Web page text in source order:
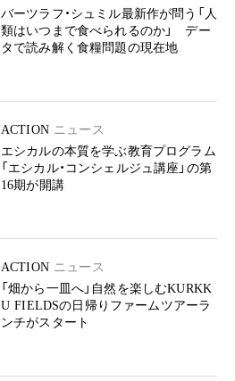
バーツラフ・シュミル最新作が問う「人
類はいつまで食べられるのか」 デー
タで読み解く食糧問題の現在地
ACTION ニュース
エシカルの本質を学ぶ教育プログラム
「エシカル・コンシェルジュ講座」の第
16期が開講
ACTION ニュース
「畑から一皿へ」自然を楽しむKURKK
U FIELDSの日帰りファームツアーラ
ンチがスタート